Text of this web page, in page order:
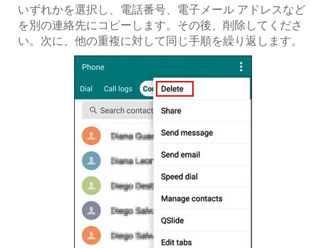
いずれかを選択し、電話番号、電子メール アドレスなど
を別の連絡先にコピーします。その後、削除してくださ
い。次に、他の重複に対して同じ手順を繰り返します。